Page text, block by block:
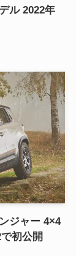
ル 2022年
ジャー 4×4
初公開